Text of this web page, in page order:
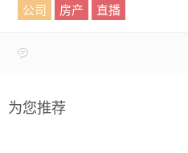
公司
房产 直播
为您推荐